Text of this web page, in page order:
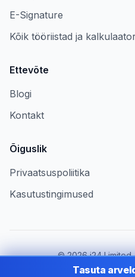
E-Signature
Kõik tööriistad ja
Ettevõte
Blogi
Kontakt
Õiguslik
Privaatsuspoliitika
Kasutustingimused
©2026i24
Ettevõtetele
Tasuta